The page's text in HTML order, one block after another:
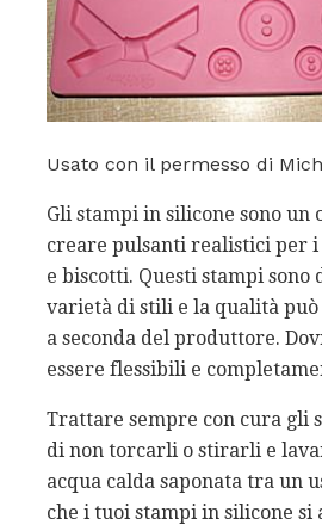
Usato con il permesso di
Gli stampi in silicone sono un
creare pulsanti realistici per
e biscotti. Questi stampi
varietà di stili e la qualità
a seconda del produttore.
essere flessibili e
Trattare sempre con cura gli
di non torcarli o stirarli e
acqua calda saponata tra un
che i tuoi stampi in silicone si